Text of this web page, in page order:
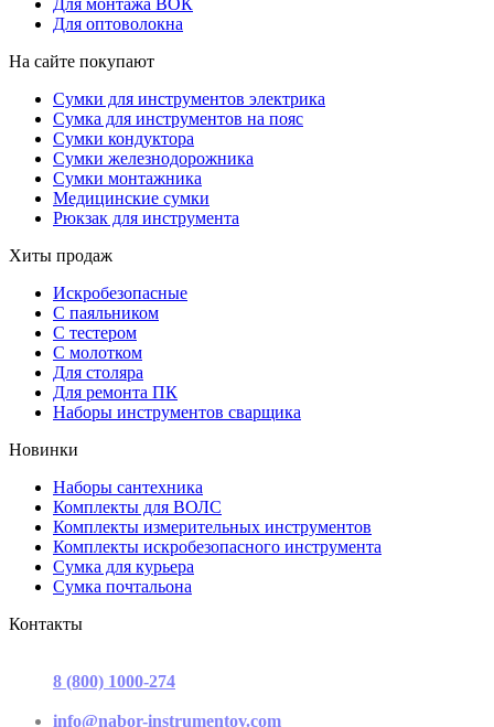
Для монтажа ВОК
Для оптоволокна
На сайте покупают
Сумки для инструментов электрика
Сумка для инструментов на пояс
Сумки кондуктора
Сумки железнодорожника
Сумки монтажника
Медицинские сумки
Рюкзак для инструмента
Хиты продаж
Искробезопасные
С паяльником
С тестером
С молотком
Для столяра
Для ремонта ПК
Наборы инструментов сварщика
Новинки
Наборы сантехника
Комплекты для ВОЛС
Комплекты измерительных инструментов
Комплекты искробезопасного инструмента
Сумка для курьера
Сумка почтальона
Контакты
8 (800) 1000-274
info@nabor-instrumentov.com